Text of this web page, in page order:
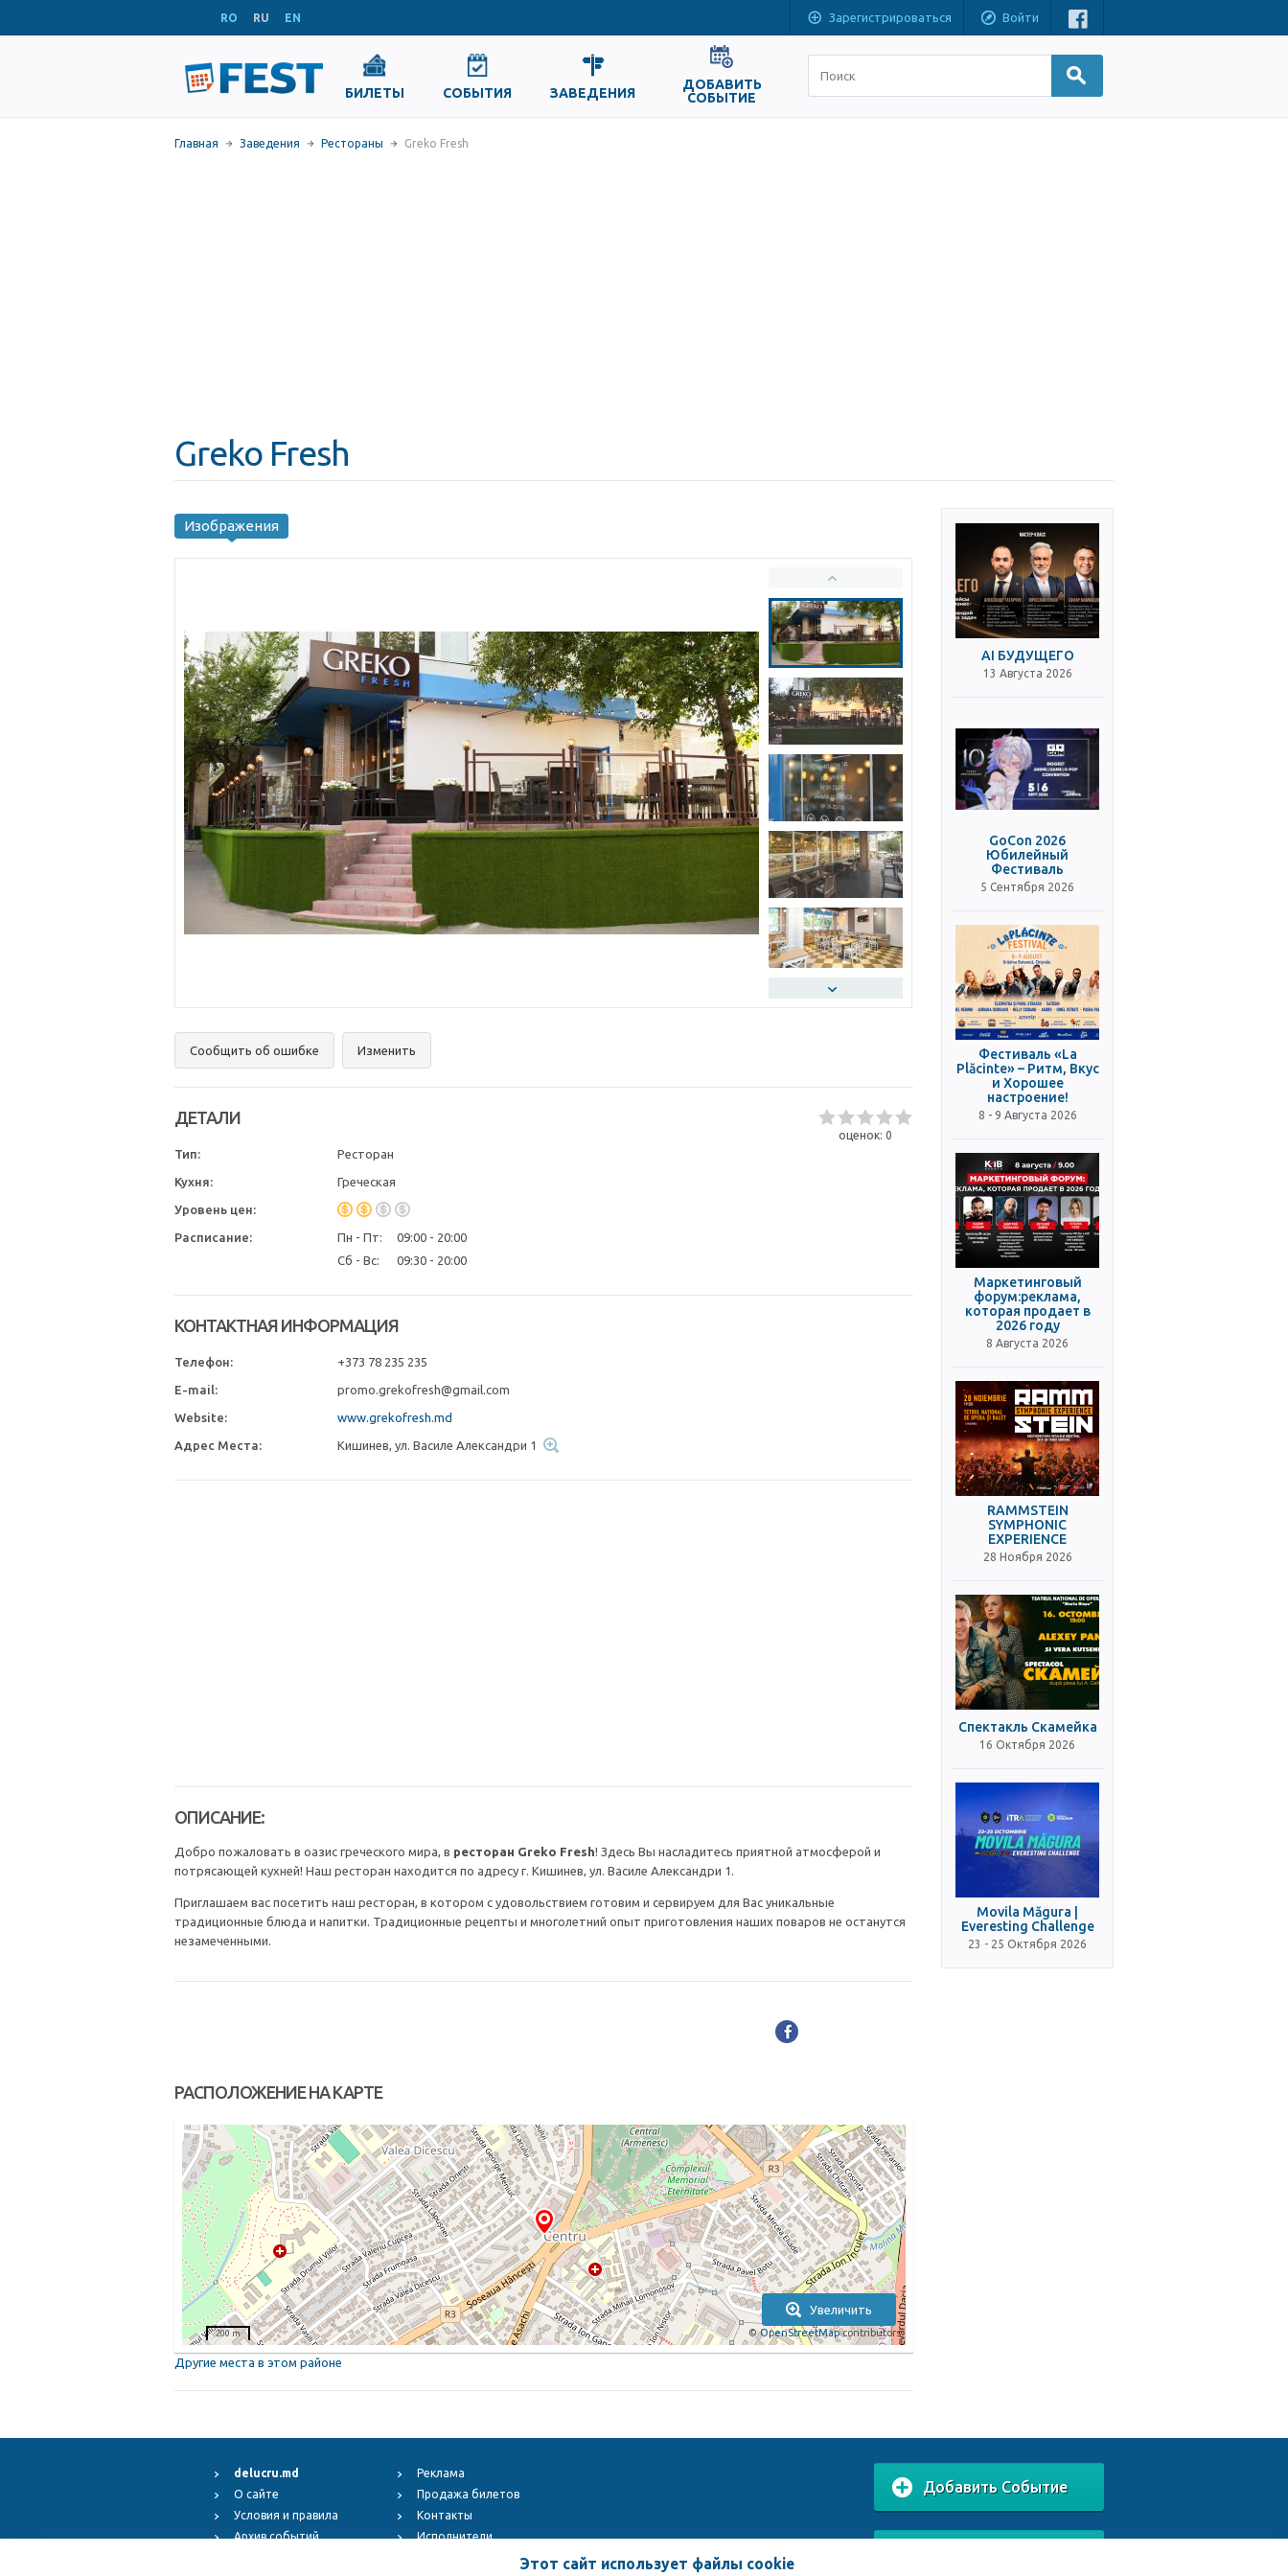
RO RU EN Зарегистрироваться Войти
БИЛЕТЫ СОБЫТИЯ ЗАВЕДЕНИЯ
ДОБАВИТЬ
СОБЫТИЕ
Главная Заведения Рестораны Greko Fresh
Greko Fresh
Изображения
Сообщить об ошибке Изменить
оценок: 0
ДЕТАЛИ
Тип: Ресторан
Кухня: Греческая
Уровень цен:
Расписание: Пн - Пт:
09:00 - 20:00
Сб - Вс:
09:30 - 20:00
КОНТАКТНАЯ ИНФОРМАЦИЯ
Телефон: +373 78 235 235
E-mail: promo.grekofresh@gmail.com
Website: www.grekofresh.md
Адрес Места: Кишинев, ул. Василе Александри 1
ОПИСАНИЕ:
Добро пожаловать в оазис греческого мира, в ресторан Greko Fresh! Здесь Вы насладитесь приятной атмосферой и
потрясающей кухней! Наш ресторан находится по адресу г. Кишинев, ул. Василе Александри 1.
Приглашаем вас посетить наш ресторан, в котором с удовольствием готовим и сервируем для Вас уникальные
традиционные блюда и напитки. Традиционные рецепты и многолетний опыт приготовления наших поваров не останутся
незамеченными.
РАСПОЛОЖЕНИЕ НА КАРТЕ
Увеличить
©OpenStreetMapcontributors
200 m
Другие места в этом районе
AI БУДУЩЕГО
13 Августа 2026
GoCon 2026
Юбилейный
Фестиваль
5 Сентября 2026
Фестиваль «La
Plăcinte» – Ритм, Вкус
и Хорошее
настроение!
8 - 9 Августа 2026
Маркетинговый
форум:реклама,
которая продает в
2026 году
8 Августа 2026
RAMMSTEIN
SYMPHONIC
EXPERIENCE
28 Ноября 2026
Спектакль Скамейка
16 Октября 2026
Movila Măgura |
Everesting Challenge
23 - 25 Октября 2026
delucru.md
О сайте
Условия и правила
Архив событий
Реклама
Продажа билетов
Контакты
Исполнители
Copyright © 2009-2026TENEREVENT
Добавить Событие
Этот сайт использует файлы cookie